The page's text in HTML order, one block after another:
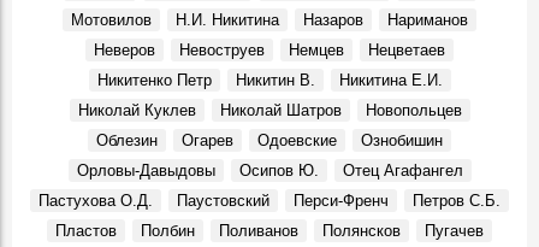
По сниженным ценам
Ульяновский гормолзавод
События, 3 Августа 1971
Мотовилов
Н.И. Никитина Назаров
Нариманов
Неверов
Невоструев Немцев
Нецветаев
Никитенко Петр
Никитин В.
Никитина Е.И.
Николай Куклев
Николай Шатров
Новопольцев
Облезин
Огарев Одоевские
Ознобишин
Орловы-Давыдовы
Осипов Ю.
Отец Агафангел
Пастухова О.Д.
Паустовский Перси-Френч
Петров С.Б.
Пластов
Полбин Поливанов Полянсков
Пугачев